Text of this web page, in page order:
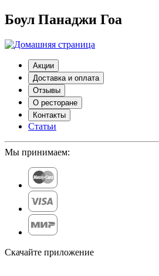
Боул Панаджи Гоа
Акции
Доставка и оплата
Отзывы
О ресторане
Контакты
Статьи
Мы принимаем:
Скачайте приложение